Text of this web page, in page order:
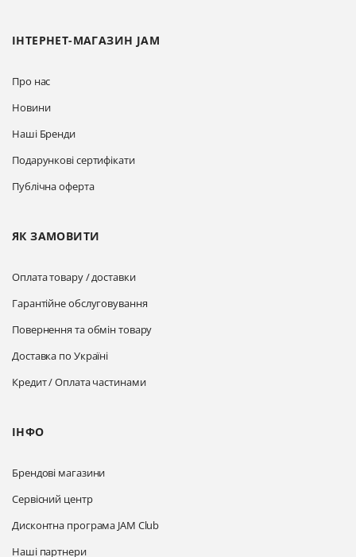
ІНТЕРНЕТ-МАГАЗИН JAM
Про нас
Новини
Наші Бренди
Подарункові сертифікати
Публічна оферта
ЯК ЗАМОВИТИ
Оплата товару / доставки
Гарантійне обслуговування
Повернення та обмін товару
Доставка по Україні
Кредит / Оплата частинами
ІНФО
Брендові магазини
Сервісний центр
Дисконтна програма JAM Club
Наші партнери